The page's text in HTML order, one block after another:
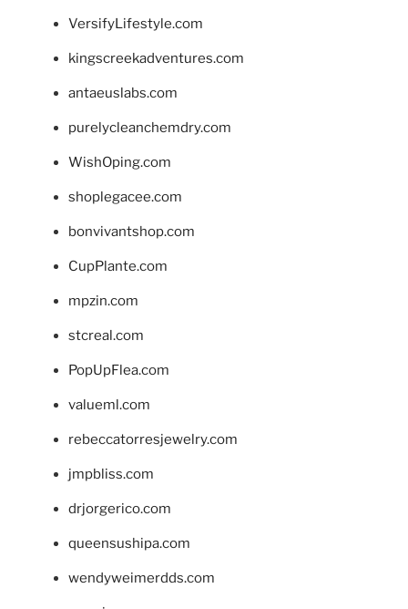
VersifyLifestyle.com
kingscreekadventures.com
antaeuslabs.com
purelycleanchemdry.com
WishOping.com
shoplegacee.com
bonvivantshop.com
CupPlante.com
mpzin.com
stcreal.com
PopUpFlea.com
valueml.com
rebeccatorresjewelry.com
jmpbliss.com
drjorgerico.com
queensushipa.com
wendyweimerdds.com